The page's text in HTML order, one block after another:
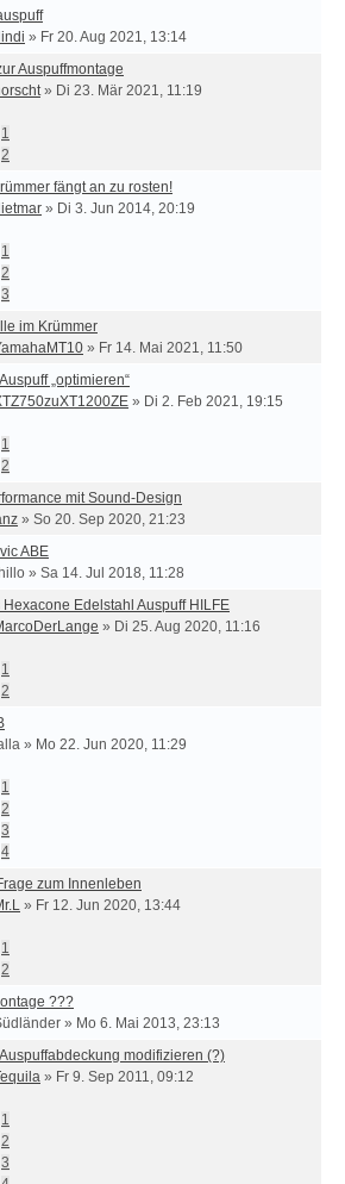
» Fr 20. Aug 2021, 13:14
Auspuffmontage
» Di 23. Mär 2021, 11:19
1
2
fängt an zu rosten!
» Di 3. Jun 2014, 20:19
1
2
3
im Krümmer
» Fr 14. Mai 2021, 11:50
„optimieren“
» Di 2. Feb 2021, 19:15
1
2
mit Sound-Design
» So 20. Sep 2020, 21:23
ABE
» Sa 14. Jul 2018, 11:28
Hexacone Edelstahl Auspuff HILFE
» Di 25. Aug 2020, 11:16
1
2
» Mo 22. Jun 2020, 11:29
1
2
3
4
zum Innenleben
» Fr 12. Jun 2020, 13:44
1
2
???
» Mo 6. Mai 2013, 23:13
modifizieren (?)
» Fr 9. Sep 2011, 09:12
1
2
3